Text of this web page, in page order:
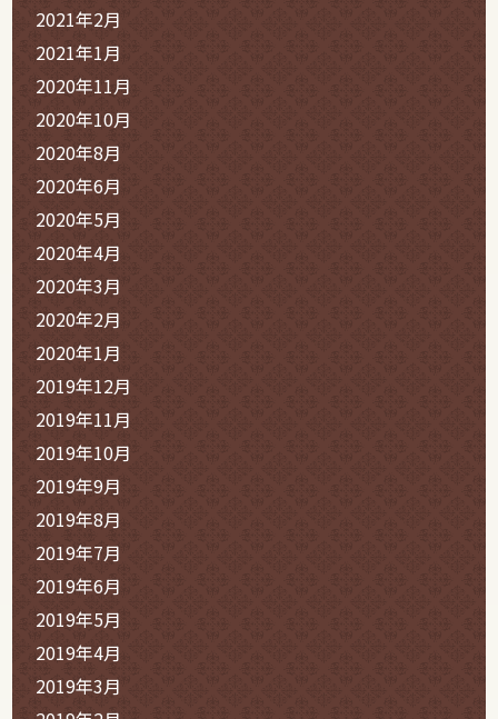
2021年2月
2021年1月
2020年11月
2020年10月
2020年8月
2020年6月
2020年5月
2020年4月
2020年3月
2020年2月
2020年1月
2019年12月
2019年11月
2019年10月
2019年9月
2019年8月
2019年7月
2019年6月
2019年5月
2019年4月
2019年3月